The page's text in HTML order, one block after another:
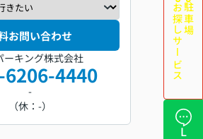
お問い合わせ
ーキング株式会社
6206-4440
-
（休：-）
駐車場
お探しサービス